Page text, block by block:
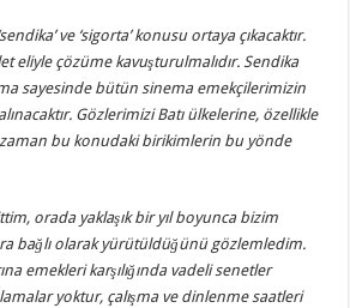
ve ‘sigorta’ konusu ortaya çıkacaktır.
eliyle çözüme kavuşturulmalıdır. Sendika
sayesinde bütün sinema emekçilerimizin
Gözlerimizi Batı ülkelerine, özellikle
zaman bu konudaki birikimlerin bu yönde
orada yaklaşık bir yıl boyunca bizim
bağlı olarak yürütüldüğünü gözlemledim.
emekleri karşılığında vadeli senetler
yoktur, çalışma ve dinlenme saatleri